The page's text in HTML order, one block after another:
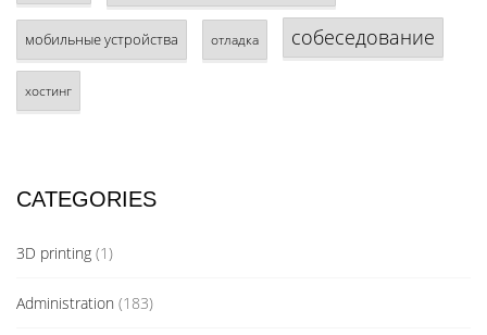
мобильные устройства отладка собеседование
хостинг
CATEGORIES
3D printing (1)
Administration (183)